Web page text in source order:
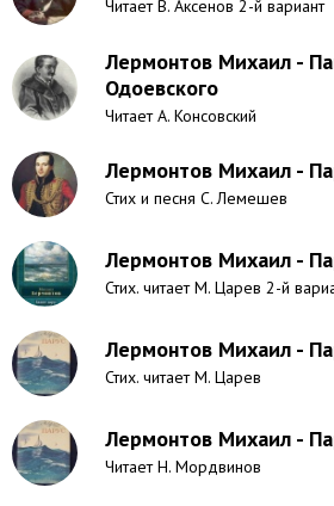
Читает В. Аксенов 2-й вариант
Лермонтов Михаил -
Одоевского
Читает А. Консовский
Лермонтов Михаил -
Стих и песня С. Лемешев
Лермонтов Михаил -
Стих. читает М. Царев 2-й
Лермонтов Михаил -
Стих. читает М. Царев
Лермонтов Михаил -
Читает Н. Мордвинов